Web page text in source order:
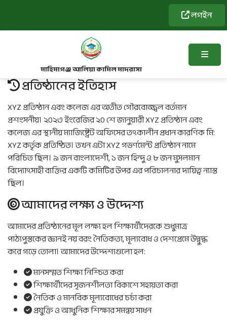
লগইন
মাহিমাগঞ্জ আলিয়া কামিল মাদরাসা
প্রতিষ্ঠানের ইতিহাস
XYZ প্রতিষ্ঠান এবং কলেজ এর অতীত গৌরবোজ্জ্বল বর্তমান
প্রশংসনীয়। ২০২৩ ইংরেজির ২০ শে জানুয়ারী XYZ প্রতিষ্ঠান এবং
কলেজ এর স্থানীয় ম্যাজিষ্ট্রেট অফিসের তৎকালীন প্রধান কারণিক মি:
XYZ কর্তৃক প্রতিষ্ঠিত। তখন এটা XYZ গভর্ণমেন্ট প্রতিষ্ঠান নামে
পরিচিত ছিল। ৯ জন বাংলাদেশী, ১ জন হিন্দু ও ৮ জন মুসলমান
বিদ্যোৎসাহী ব্যক্তির একটি কমিটির উপর এর পরিচালনার দায়িত্ব ন্যাস্ত
ছিল।
আমাদের লক্ষ্য ও উদ্দেশ্য
আমাদের প্রতিষ্ঠানের মূল লক্ষ্য হল শিক্ষার্থীদেরকে শুধুমাত্র
পাঠ্যপুস্তকের জ্ঞানই নয় বরং নৈতিকতা, মূল্যবোধ ও দেশপ্রেমে উদ্বুদ্ধ
করে গড়ে তোলা। আমাদের উদ্দেশ্যগুলো হল:
মানসম্মত শিক্ষা নিশ্চিত করা
শিক্ষার্থীদের সৃজনশীলতা বিকাশে সহায়তা করা
নৈতিক ও মানবিক মূল্যবোধের চর্চা করা
প্রযুক্তি ও আধুনিক শিক্ষার সমন্বয় সাধন